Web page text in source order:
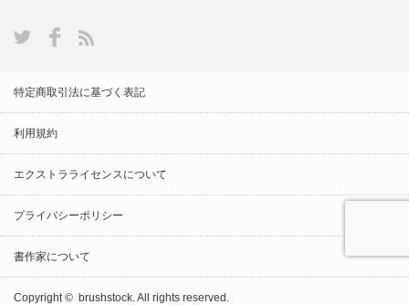
特定商取引法に基づく表記
利用規約
エクストラライセンスについて
プライバシーポリシー
書作家について
Copyright © brushstock.All rights reserved.